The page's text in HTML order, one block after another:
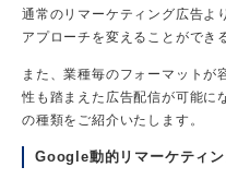
通常のリマーケティング広告よ
アプローチを変えることができ
また、業種毎のフォーマットが
性も踏まえた広告配信が可能に
の種類をご紹介いたします。
Google動的リマーケティ